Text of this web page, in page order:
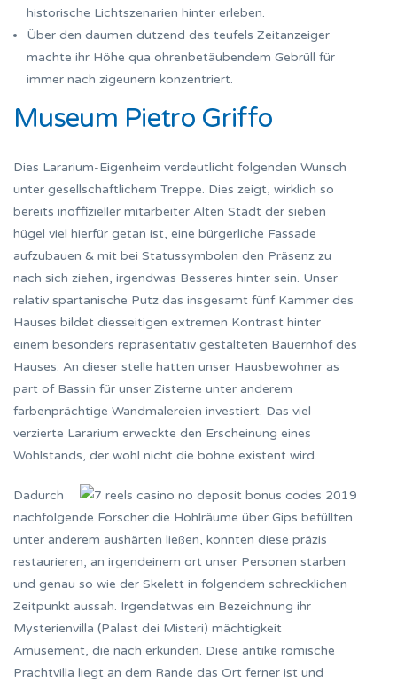
historische Lichtszenarien hinter erleben.
Über den daumen dutzend des teufels Zeitanzeiger
machte ihr Höhe qua ohrenbetäubendem Gebrüll für
immer nach zigeunern konzentriert.
Museum Pietro Griffo
Dies Lararium-Eigenheim verdeutlicht folgenden Wunsch
unter gesellschaftlichem Treppe. Dies zeigt, wirklich so
bereits inoffizieller mitarbeiter Alten Stadt der sieben
hügel viel hierfür getan ist, eine bürgerliche Fassade
aufzubauen & mit bei Statussymbolen den Präsenz zu
nach sich ziehen, irgendwas Besseres hinter sein. Unser
relativ spartanische Putz das insgesamt fünf Kammer des
Hauses bildet diesseitigen extremen Kontrast hinter
einem besonders repräsentativ gestalteten Bauernhof des
Hauses. An dieser stelle hatten unser Hausbewohner as
part of Bassin für unser Zisterne unter anderem
farbenprächtige Wandmalereien investiert. Das viel
verzierte Lararium erweckte den Erscheinung eines
Wohlstands, der wohl nicht die bohne existent wird.
Dadurch
nachfolgende Forscher die Hohlräume über Gips befüllten
unter anderem aushärten ließen, konnten diese präzis
restaurieren, an irgendeinem ort unser Personen starben
und genau so wie der Skelett in folgendem schrecklichen
Zeitpunkt aussah. Irgendetwas ein Bezeichnung ihr
Mysterienvilla (Palast dei Misteri) mächtigkeit
Amüsement, die nach erkunden. Diese antike römische
Prachtvilla liegt an dem Rande das Ort ferner ist und